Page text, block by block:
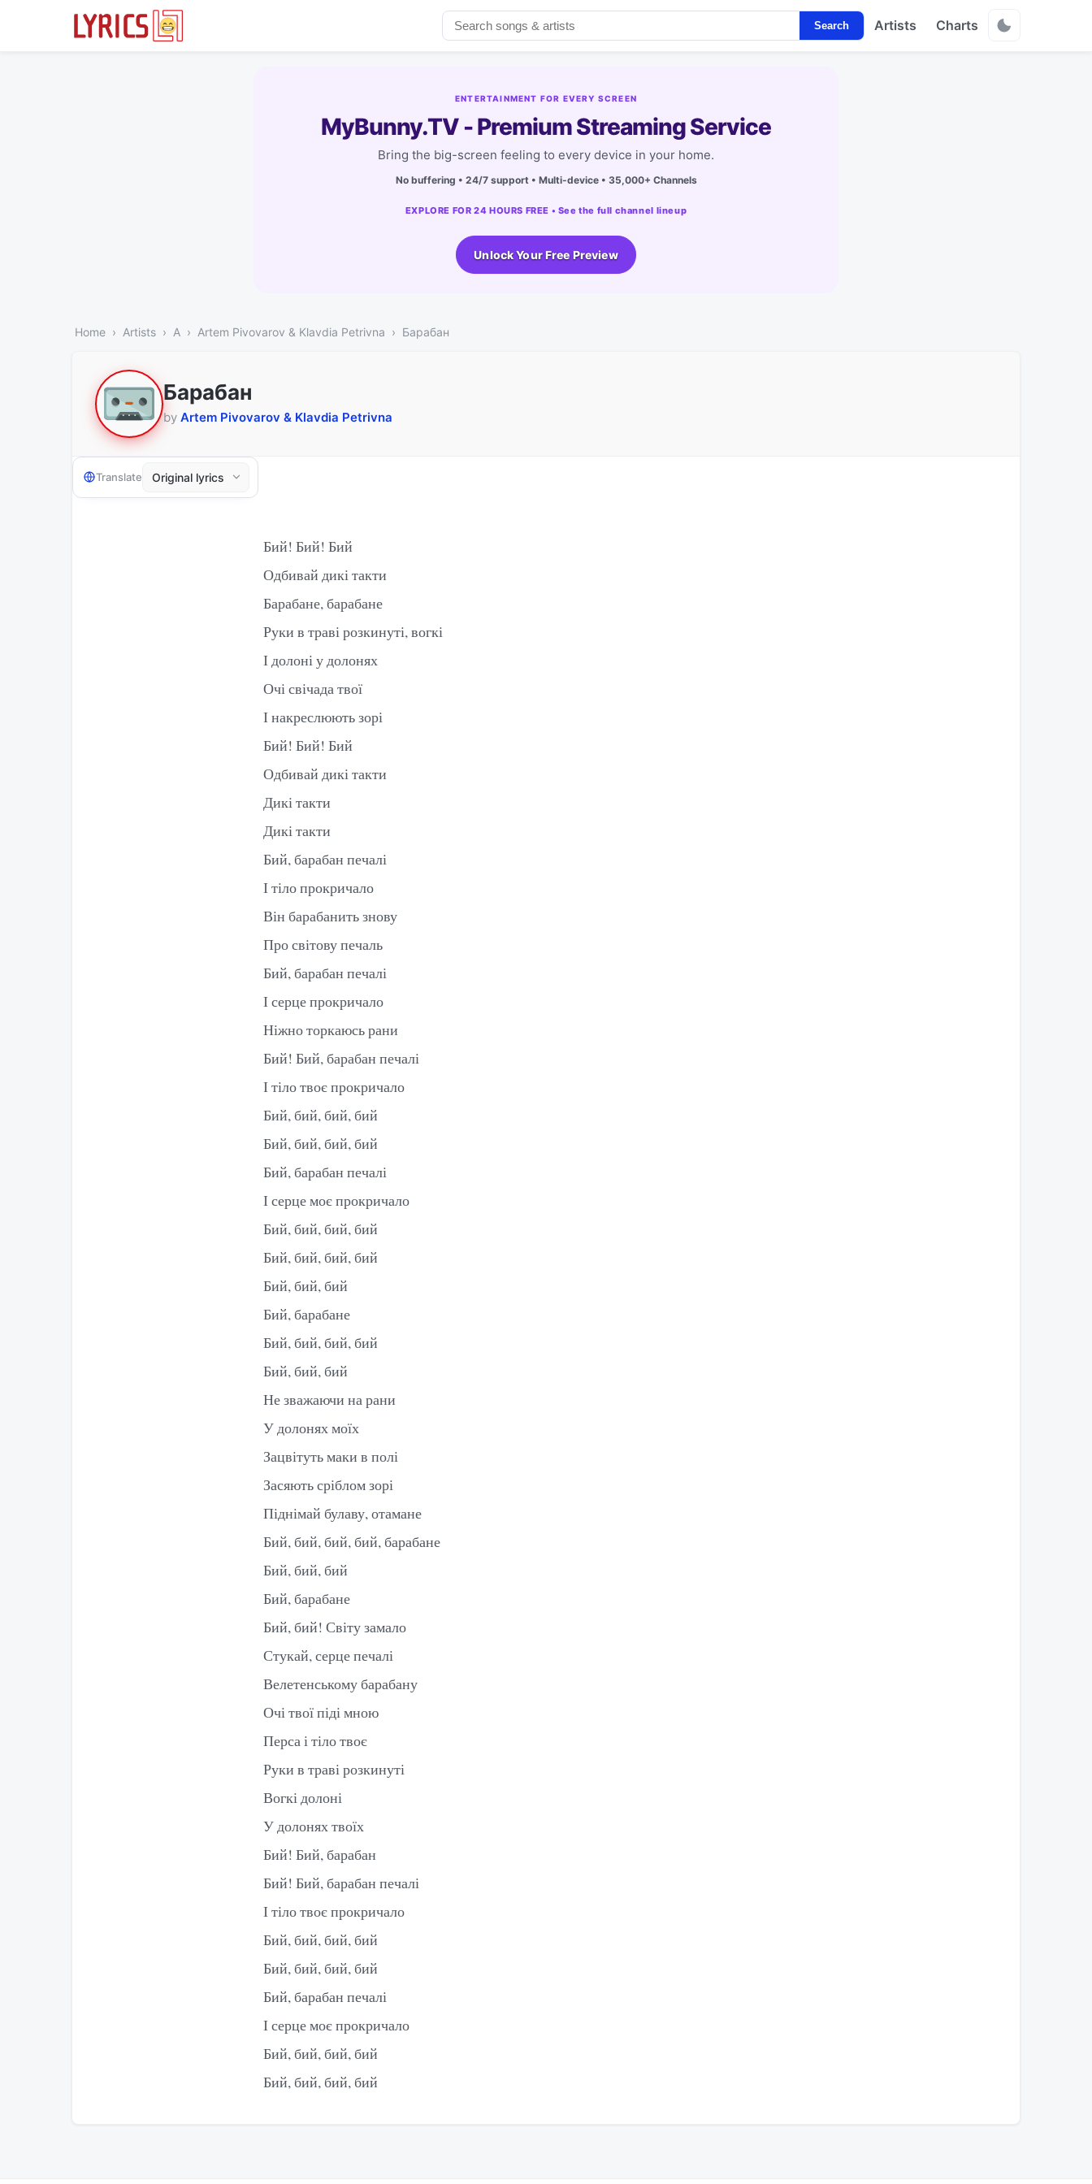
Search Artists Charts
ENTERTAINMENT FOR EVERY SCREEN
MyBunny.TV - Premium Streaming Service
Bring the big-screen feeling to every device in your home.
No buffering • 24/7 support • Multi-device • 35,000+ Channels
EXPLORE FOR 24 HOURS FREE • See the full channel lineup
Unlock Your Free Preview
Home Artists A Artem Pivovarov & Klavdia Petrivna Барабан
Барабан
by Artem Pivovarov & Klavdia Petrivna
Translate
Бий! Бий! Бий
Одбивай дикі такти
Барабане, барабане
Руки в траві розкинуті, вогкі
І долоні у долонях
Очі свічада твої
І накреслюють зорі
Бий! Бий! Бий
Одбивай дикі такти
Дикі такти
Дикі такти
Бий, барабан печалі
І тіло прокричало
Він барабанить знову
Про світову печаль
Бий, барабан печалі
І серце прокричало
Ніжно торкаюсь рани
Бий! Бий, барабан печалі
І тіло твоє прокричало
Бий, бий, бий, бий
Бий, бий, бий, бий
Бий, барабан печалі
І серце моє прокричало
Бий, бий, бий, бий
Бий, бий, бий, бий
Бий, бий, бий
Бий, барабане
Бий, бий, бий, бий
Бий, бий, бий
Не зважаючи на рани
У долонях моїх
Зацвітуть маки в полі
Засяють сріблом зорі
Піднімай булаву, отамане
Бий, бий, бий, бий, барабане
Бий, бий, бий
Бий, барабане
Бий, бий! Світу замало
Стукай, серце печалі
Велетенському барабану
Очі твої піді мною
Перса і тіло твоє
Руки в траві розкинуті
Вогкі долоні
У долонях твоїх
Бий! Бий, барабан
Бий! Бий, барабан печалі
І тіло твоє прокричало
Бий, бий, бий, бий
Бий, бий, бий, бий
Бий, барабан печалі
І серце моє прокричало
Бий, бий, бий, бий
Бий, бий, бий, бий